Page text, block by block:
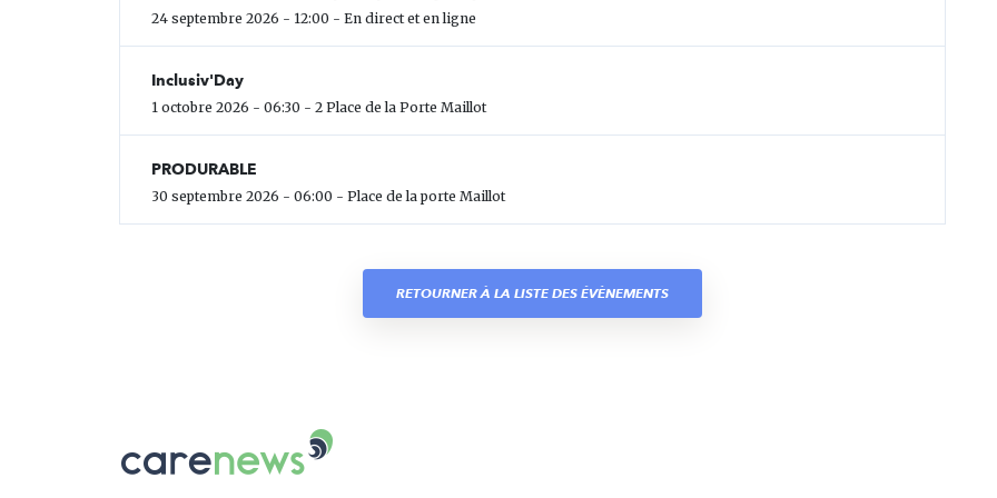
24 septembre 2026 - 12:00 - En direct et en ligne
Inclusiv'Day
1 octobre 2026 - 06:30 - 2 Place de la Porte Maillot
PRODURABLE
30 septembre 2026 - 06:00 - Place de la porte Maillot
RETOURNER À LA LISTE DES ÉVÈNEMENTS
Le